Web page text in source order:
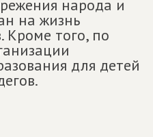
народа и
на жизнь
Кроме того, по
для детей